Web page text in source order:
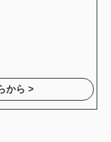
から >